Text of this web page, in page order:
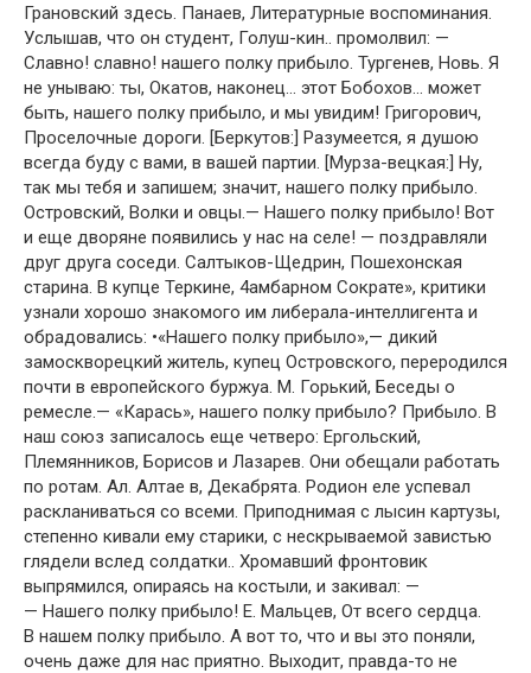
Грановский здесь. Панаев, Литературные воспоминания.
Услышав, что он студент, Голуш-кин.. промолвил: —
Славно! славно! нашего полку прибыло. Тургенев, Новь. Я
не унываю: ты, Окатов, наконец… этот Бобохов… может
быть, нашего полку прибыло, и мы увидим! Григорович,
Проселочные дороги. [Беркутов:] Разумеется, я душою
всегда буду с вами, в вашей партии. [Мурза-вецкая:] Ну,
так мы тебя и запишем; значит, нашего полку прибыло.
Островский, Волки и овцы.— Нашего полку прибыло! Вот
и еще дворяне появились у нас на селе! — поздравляли
друг друга соседи. Салтыков-Щедрин, Пошехонская
старина. В купце Теркине, 4амбарном Сократе», критики
узнали хорошо знакомого им либерала-интеллигента и
обрадовались: •«Нашего полку прибыло»,— дикий
замоскворецкий житель, купец Островского, переродился
почти в европейского буржуа. М. Горький, Беседы о
ремесле.— «Карась», нашего полку прибыло? Прибыло. В
наш союз записалось еще четверо: Ергольский,
Племянников, Борисов и Лазарев. Они обещали работать
по ротам. Ал. Алтае в, Декабрята. Родион еле успевал
раскланиваться со всеми. Приподнимая с лысин картузы,
степенно кивали ему старики, с нескрываемой завистью
глядели вслед солдатки.. Хромавший фронтовик
выпрямился, опираясь на костыли, и закивал: —
— Нашего полку прибыло! Е. Мальцев, От всего сердца.
В нашем полку прибыло. А вот то, что и вы это поняли,
очень даже для нас приятно. Выходит, правда-то не